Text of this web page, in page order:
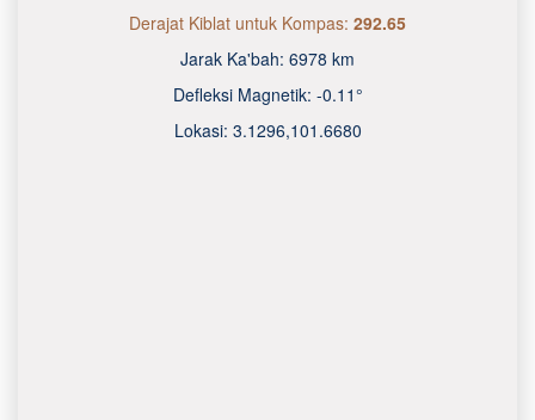
Derajat Kiblat untuk Kompas: 292.65
Jarak Ka'bah: 6978 km
Defleksi Magnetik: -0.11°
Lokasi: 3.1296,101.6680